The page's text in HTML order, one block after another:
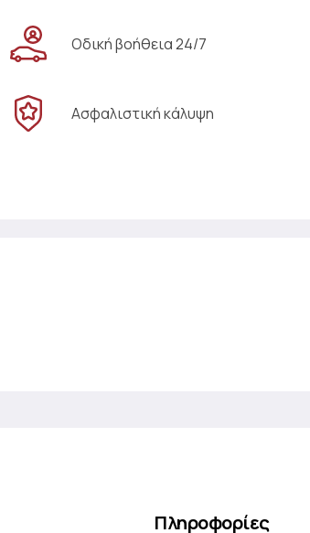
Οδική βοήθεια 24/7
Ασφαλιστική κάλυψη
Πληροφορίες